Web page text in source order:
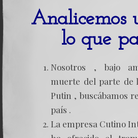
Analicemos
lo que
Nosotros , bajo
muerte del parte de
Putin , buscábamos
país .
La empresa Cutino